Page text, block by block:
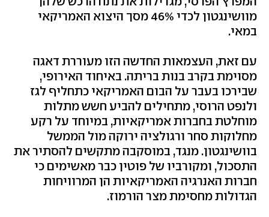
מוושינגטון לכדי 46% מסך היצוא האמריקאי
במאי.
עם זאת, העצמאות החדשה הזו מעוררת דאגה
מסוימת בקרב בנות בריתה. באיחוד האירופי,
שבירכו בעבר על הבום האמריקאי כתחליף לגז
ולנפט הרוסי, מתחילים להביע חשש מתלות
מוחלטת בחברות אמריקאיות, במיוחד על רקע
מחלוקות סחר ורגולציה ירוקה מול הממשל
בוושינגטון. מנגד, במוסקבה מתקשים להסתיר את
התסכול, ומקורביו של פוטין כבר מאשימים כי
חברות האנרגיה האמריקאיות הן המרוויחות
הגדולות מחסימת מצר הורמוז.